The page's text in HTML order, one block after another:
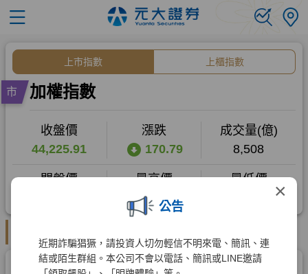
×
公告
近期詐騙猖獗，請投資人切勿輕信不明來電、簡訊、連
結或陌生群組。本公司不會以電話、簡訊或LINE邀請